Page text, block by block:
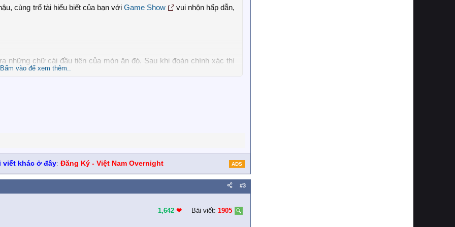
cùng trổ tài hiểu biết của bạn với Game Show
vui nhộn hấp dẫn,
những chữ cái đầu tiên của món ăn đó. Sau khi đoán chính xác thì
Bấm vào để xem thêm..
viết khác ở đây: Đăng Ký - Việt Nam Overnight ADS
#3
1,642 ❤︎ Bài viết: 1905